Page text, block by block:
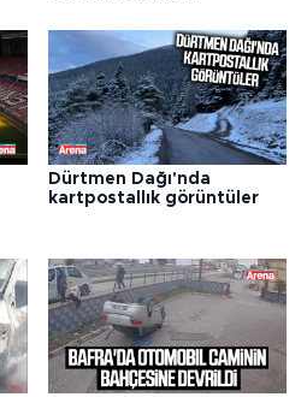
Dürtmen Dağı'nda
kartpostallık görüntüler